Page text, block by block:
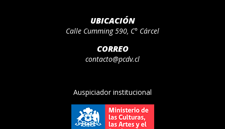
UBICACIÓN
Calle Cumming 590, C° Cárcel
CORREO
contacto@pcdv.cl
Auspiciador institucional